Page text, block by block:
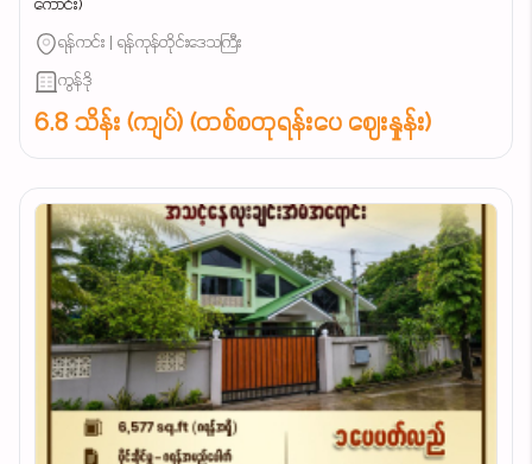
ကောင်း)
ရန်ကင်း | ရန်ကုန်တိုင်းဒေသကြီး
ကွန်ဒို
6.8 သိန်း (ကျပ်) (တစ်စတုရန်းပေ ဈေးနှုန်း)